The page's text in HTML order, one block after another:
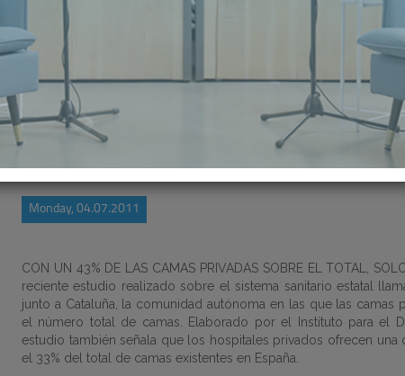
SANITARIA EN CAMAS
Monday, 04.07.2011
CON UN 43% DE LAS CAMAS PRIVADAS SOBRE EL TOTAL,
reciente estudio realizado sobre el sistema sanitario estatal
junto a Cataluña, la comunidad autónoma en las que las
el número total de camas. Elaborado por el Instituto para el
estudio también señala que los hospitales privados ofrecen
el 33% del total de camas existentes en España.